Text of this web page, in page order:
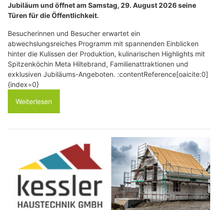
Jubiläum und öffnet am Samstag, 29. August 2026 seine
Türen für die Öffentlichkeit.
Besucherinnen und Besucher erwartet ein
abwechslungsreiches Programm mit spannenden Einblicken
hinter die Kulissen der Produktion, kulinarischen Highlights mit
Spitzenköchin Meta Hiltebrand, Familienattraktionen und
exklusiven Jubiläums-Angeboten. :contentReference[oaicite:0]
{index=0}
Weiterlesen